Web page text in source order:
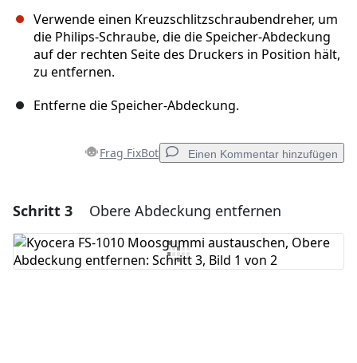
Verwende einen Kreuzschlitzschraubendreher, um
die Philips-Schraube, die die Speicher-Abdeckung
auf der rechten Seite des Druckers in Position hält,
zu entfernen.
Entferne die Speicher-Abdeckung.
Frag FixBot Einen Kommentar hinzufügen
Einen Kommentar hinzufügen
Kommentar hinzufügen
Schritt 3 Obere Abdeckung entfernen